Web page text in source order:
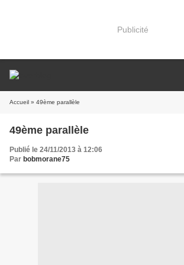
Publicité
Accueil » 49ème parallèle
49ème parallèle
Publié le 24/11/2013 à 12:06
Par bobmorane75